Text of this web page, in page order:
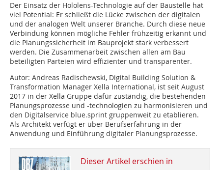
Der Einsatz der Hololens-Technologie auf der Baustelle hat
viel Potential: Er schließt die Lücke zwischen der digitalen
und der analogen Welt unserer Branche. Durch diese neue
Verbindung können mögliche Fehler frühzeitig erkannt und
die Planungs­sicherheit im Bauprojekt stark verbessert
werden. Die Zusammenarbeit zwischen allen am Bau
beteiligten Parteien wird effizienter und transparenter.
Autor: Andreas Radischewski, Digital Building Solution &
Transformation Manager Xella International, ist seit August
2017 in der Xella Gruppe dafür zuständig, die bestehenden
Planungsprozesse und -technologien zu harmonisieren und
den Digitalservice blue.sprint gruppenweit zu etablieren.
Als Architekt verfügt er über Berufserfahrung in der
Anwendung und Einführung digitaler Planungsprozesse.
Dieser Artikel erschien in